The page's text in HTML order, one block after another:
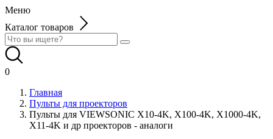
Меню
Каталог товаров
0
Главная
Пульты для проекторов
Пульты для VIEWSONIC X10-4K, X100-4K, X1000-4K,
X11-4K и др проекторов - аналоги